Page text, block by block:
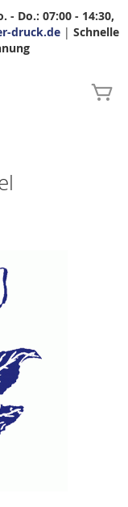
- Do.: 07:00 - 14:30,
druck.de| Schnelle